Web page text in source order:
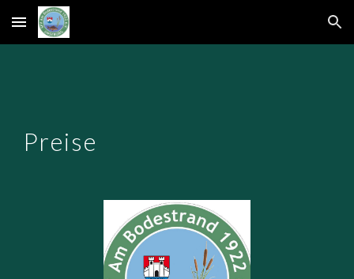
Skip to main content Skip to navigation
Preise